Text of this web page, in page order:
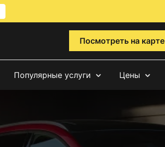
Посмотреть на карте
Популярные услуги Цены